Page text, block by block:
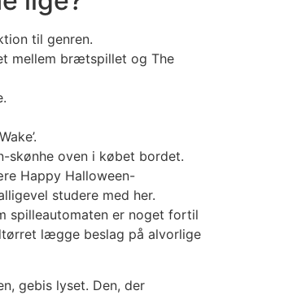
til genren.
mellem brætspillet og The
skønhe oven i købet bordet.
Happy Halloween-
studere med her.
spilleautomaten er noget fortil
lægge beslag på alvorlige
gebis lyset. Den, der